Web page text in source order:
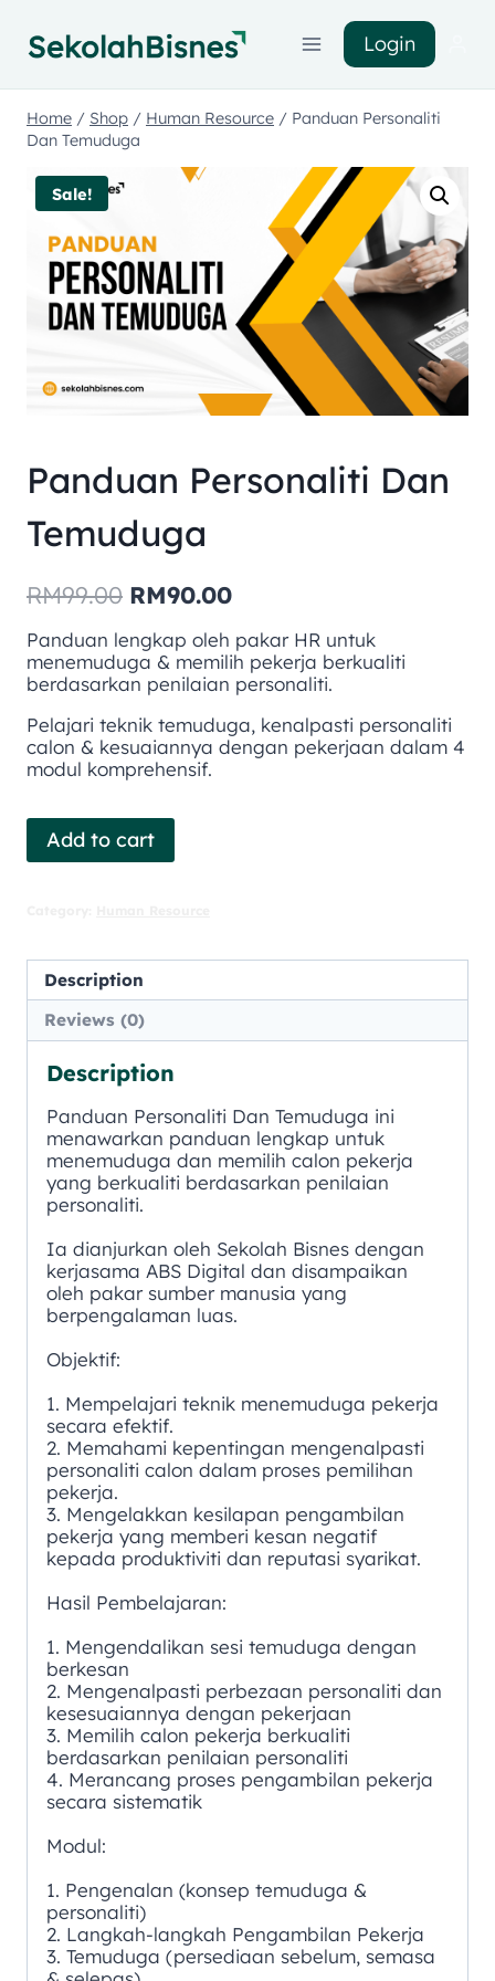
Login
Home / Shop / Human Resource / Panduan Personaliti
Dan Temuduga
Sale!
Panduan Personaliti Dan
Temuduga
RM99.00 RM90.00
Panduan lengkap oleh pakar HR untuk
menemuduga & memilih pekerja berkualiti
berdasarkan penilaian personaliti.
Pelajari teknik temuduga, kenalpasti personaliti
calon & kesuaiannya dengan pekerjaan dalam 4
modul komprehensif.
Add to cart
Description
Reviews (0)
Description
Panduan Personaliti Dan Temuduga ini
menawarkan panduan lengkap untuk
menemuduga dan memilih calon pekerja
yang berkualiti berdasarkan penilaian
personaliti.
Ia dianjurkan oleh Sekolah Bisnes dengan
kerjasama ABS Digital dan disampaikan
oleh pakar sumber manusia yang
berpengalaman luas.
Objektif:
1. Mempelajari teknik menemuduga pekerja
secara efektif.
2. Memahami kepentingan mengenalpasti
personaliti calon dalam proses pemilihan
pekerja.
3. Mengelakkan kesilapan pengambilan
pekerja yang memberi kesan negatif
kepada produktiviti dan reputasi syarikat.
Hasil Pembelajaran:
1. Mengendalikan sesi temuduga dengan
berkesan
2. Mengenalpasti perbezaan personaliti dan
kesesuaiannya dengan pekerjaan
3. Memilih calon pekerja berkualiti
berdasarkan penilaian personaliti
4. Merancang proses pengambilan pekerja
secara sistematik
Modul:
1. Pengenalan (konsep temuduga &
personaliti)
2. Langkah-langkah Pengambilan Pekerja
3. Temuduga (persediaan sebelum, semasa